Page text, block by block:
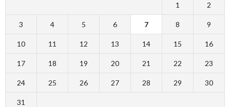
1 2
3 4 5 6 7 8 9
10 11 12 13 14 15 16
17 18 19 20 21 22 23
24 25 26 27 28 29 30
31